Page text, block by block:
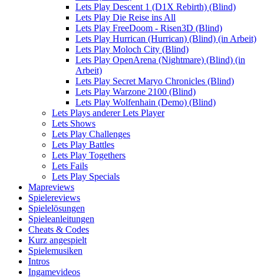
Lets Play Descent 1 (D1X Rebirth) (Blind)
Lets Play Die Reise ins All
Lets Play FreeDoom - Risen3D (Blind)
Lets Play Hurrican (Hurrican) (Blind) (in Arbeit)
Lets Play Moloch City (Blind)
Lets Play OpenArena (Nightmare) (Blind) (in
Arbeit)
Lets Play Secret Maryo Chronicles (Blind)
Lets Play Warzone 2100 (Blind)
Lets Play Wolfenhain (Demo) (Blind)
Lets Plays anderer Lets Player
Lets Shows
Lets Play Challenges
Lets Play Battles
Lets Play Togethers
Lets Fails
Lets Play Specials
Mapreviews
Spielereviews
Spielelösungen
Spieleanleitungen
Cheats & Codes
Kurz angespielt
Spielemusiken
Intros
Ingamevideos